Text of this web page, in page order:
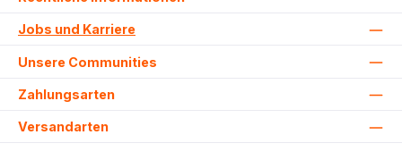
Jobs und Karriere
Unsere Communities
Zahlungsarten
Versandarten